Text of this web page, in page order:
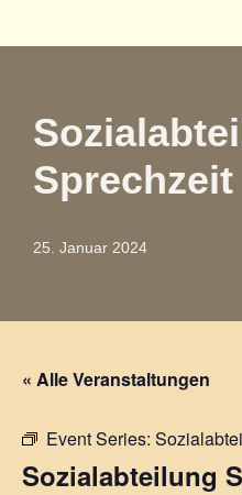
Sprechzeit
25. Januar 2024
« Alle Veranstaltungen
Event Series:
Sozialabteilung